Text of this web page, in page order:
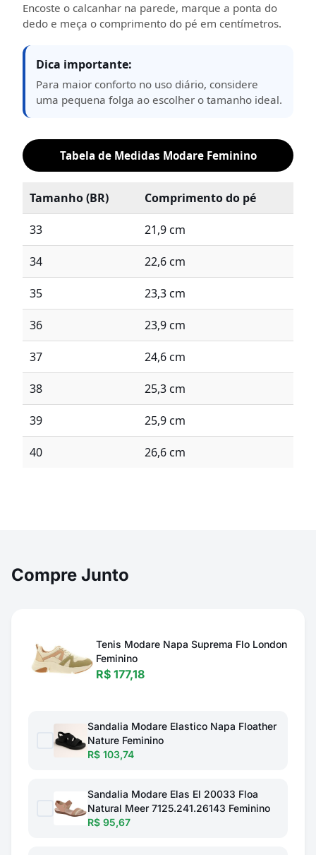
Encoste o calcanhar na parede, marque a ponta do
dedo e meça o comprimento do pé em centímetros.
Dica importante:
Para maior conforto no uso diário, considere
uma pequena folga ao escolher o tamanho ideal.
Tabela de Medidas Modare Feminino
Tamanho (BR) Comprimento do pé
33 21,9 cm
34 22,6 cm
35 23,3 cm
36 23,9 cm
37 24,6 cm
38 25,3 cm
39 25,9 cm
40 26,6 cm
Compre Junto
Tenis Modare Napa Suprema Flo London
Feminino
R$ 177,18
Sandalia Modare Elastico Napa Floather
Nature Feminino
R$ 103,74
Sandalia Modare Elas El 20033 Floa
Natural Meer 7125.241.26143 Feminino
R$ 95,67